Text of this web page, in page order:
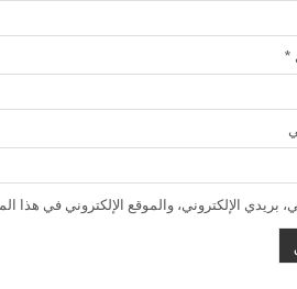
*
بريدي الإلكتروني، والموقع الإلكتروني في هذا